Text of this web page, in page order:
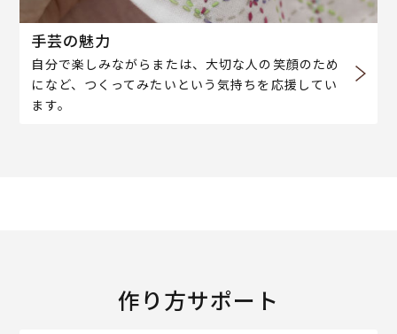
手芸の魅力
自分で楽しみながらまたは、大切な人の笑顔のため
になど、つくってみたいという気持ちを応援してい
ます。
作り方サポート